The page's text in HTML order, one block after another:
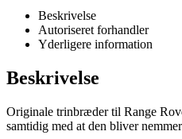
Beskrivelse
Autoriseret forhandler
Yderligere information
Beskrivelse
Originale trinbræder til Range
samtidig med at den bliver